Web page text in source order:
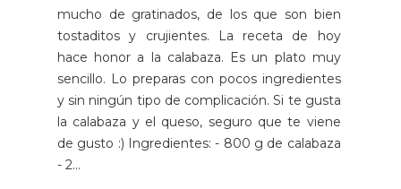
mucho de gratinados, de los que son bien
tostaditos y crujientes. La receta de hoy
hace honor a la calabaza. Es un plato muy
sencillo. Lo preparas con pocos ingredientes
y sin ningún tipo de complicación. Si te gusta
la calabaza y el queso, seguro que te viene
de gusto :) Ingredientes: - 800 g de calabaza
- 2...